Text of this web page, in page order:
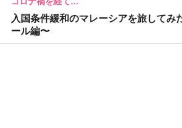
入国条件緩和のマレーシアを旅してみ
ール編〜